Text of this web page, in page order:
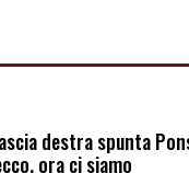
destra spunta
ora ci siamo